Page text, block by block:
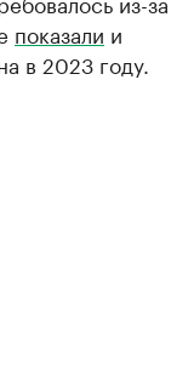
показали и
в 2023 году.